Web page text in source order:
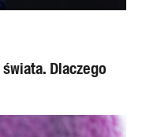
Dlaczego